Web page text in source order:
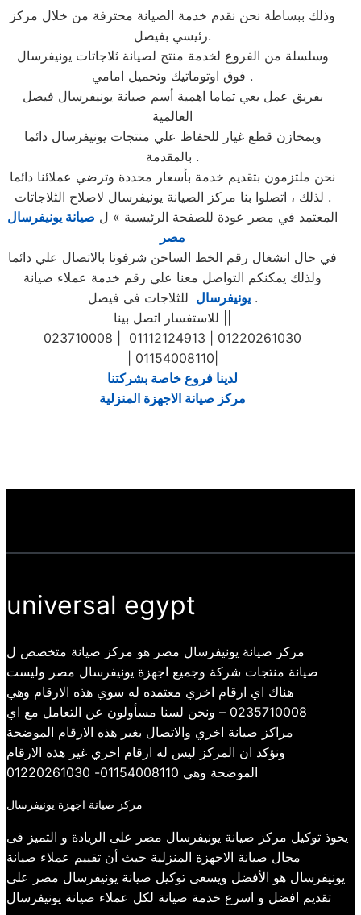
وذلك ببساطة نحن نقدم خدمة الصيانة محترفة من خلال مركز
رئيسي بفيصل.
وسلسلة من الفروع لخدمة منتج لصيانة ثلاجاتات يونيفرسال
فوق اوتوماتيك وتحميل امامي .
بفريق عمل يعي تماما اهمية أسم صيانة يونيفرسال فيصل
العالمية
وبمخازن قطع غيار للحفاظ علي منتجات يونيفرسال دائما
بالمقدمة .
نحن ملتزمون بتقديم خدمة بأسعار محددة وترضي عملائنا دائما
. لذلك ، اتصلوا بنا مركز الصيانة يونيفرسال لاصلاح الثلاجاتات
المعتمد في مصر عودة للصفحة الرئيسية » ل صيانة يونيفرسال
مصر
في حال انشغال رقم الخط الساخن شرفونا بالاتصال علي دائما
ولذلك يمكنكم التواصل معنا علي رقم خدمة عملاء صيانة
يونيفرسالللثلاجات فى فيصل .
023710008 | 01112124913 | 01220261030
| 01154008110|
لدينا فروع خاصة بشركتنا
مركز صيانة الاجهزة المنزلية
universal egypt
مركز صيانة يونيفرسال مصر هو مركز صيانة متخصص ل
صيانة منتجات شركة وجميع اجهزة يونيفرسال مصر وليست
هناك اي ارقام اخري معتمده له سوي هذه الارقام وهي
0235710008 – ونحن لسنا مسأولون عن التعامل مع اي
مراكز صيانة اخري والاتصال بغير هذه الارقام الموضحة
ونؤكد ان المركز ليس له ارقام اخري غير هذه الارقام
الموضحة وهي 01154008110- 01220261030
مركز صيانة اجهزة يونيفرسال
يحوذ توكيل مركز صيانة يونيفرسال مصر على الريادة و التميز فى
مجال صيانة الاجهزة المنزلية حيث أن تقييم عملاء صيانة
يونيفرسال هو الأفضل ويسعى توكيل صيانة يونيفرسال مصر على
تقديم افضل و اسرع خدمة صيانة لكل عملاء صيانة يونيفرسال